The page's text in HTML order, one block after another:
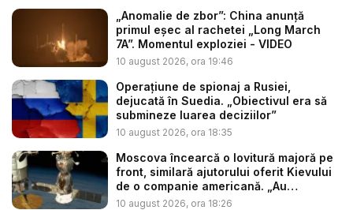
„Anomalie de zbor”: China anunță
primul eșec al rachetei „Long March
7A”. Momentul exploziei - VIDEO
10 august 2026, ora 19:46
Operațiune de spionaj a Rusiei,
dejucată în Suedia. „Obiectivul era să
submineze luarea deciziilor”
10 august 2026, ora 18:35
Moscova încearcă o lovitură majoră pe
front, similară ajutorului oferit Kievului
de o companie americană. „Au
început...
10 august 2026, ora 18:26